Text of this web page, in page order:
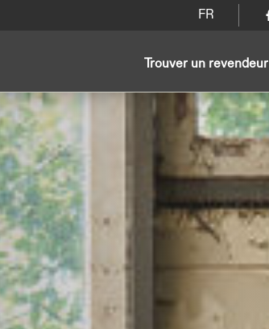
FR
Trouver un revendeur